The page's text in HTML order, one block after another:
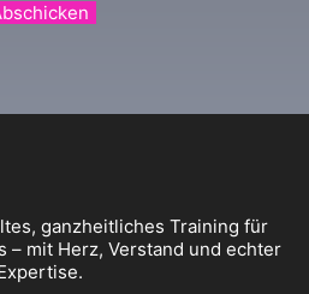
ganzheitliches Training für
– mit Herz, Verstand und echter